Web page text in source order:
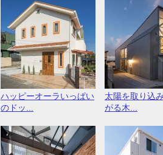
ハッピーオーラいっぱい
のドッ...
太陽を取り込
がる木...